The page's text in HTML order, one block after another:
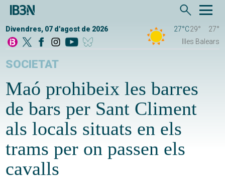
Divendres, 07 d'agost de 2026 27°C29°
27°
Illes Balears
SOCIETAT
Maó prohibeix les barres
de bars per Sant Climent
als locals situats en els
trams per on passen els
cavalls